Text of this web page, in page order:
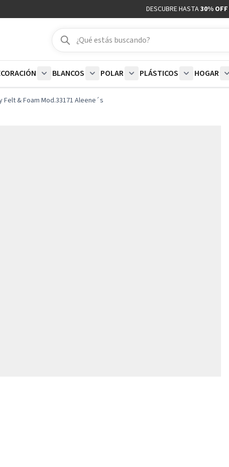
DESCUBRE HASTA30% OFF
Buscar
Buscar
BLANCOS
POLAR
PLÁSTICOS
HOGAR
& Foam Mod.33171 Aleene´s